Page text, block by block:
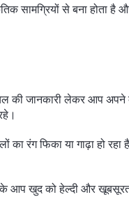
सामग्रियों से बना
जानकारी लेकर आप
फिका या गाढ़ा हो रहा
आप खुद को हेल्दी और